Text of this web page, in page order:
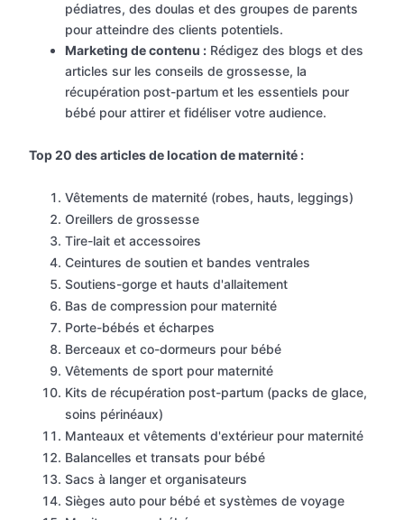
pédiatres, des doulas et des groupes de parents
pour atteindre des clients potentiels.
Marketing de contenu : Rédigez des blogs et des
articles sur les conseils de grossesse, la
récupération post-partum et les essentiels pour
bébé pour attirer et fidéliser votre audience.
Top 20 des articles de location de maternité :
Vêtements de maternité (robes, hauts, leggings)
Oreillers de grossesse
Tire-lait et accessoires
Ceintures de soutien et bandes ventrales
Soutiens-gorge et hauts d'allaitement
Bas de compression pour maternité
Porte-bébés et écharpes
Berceaux et co-dormeurs pour bébé
Vêtements de sport pour maternité
Kits de récupération post-partum (packs de glace,
soins périnéaux)
Manteaux et vêtements d'extérieur pour maternité
Balancelles et transats pour bébé
Sacs à langer et organisateurs
Sièges auto pour bébé et systèmes de voyage